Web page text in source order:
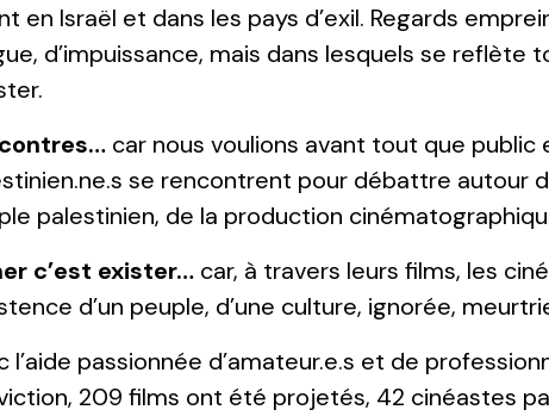
en Israël et dans les pays d’exil. Regards
d’impuissance, mais dans lesquels se reflète
car nous voulions avant tout que
se rencontrent pour débattre autour
palestinien, de la production
c’est exister… car, à travers leurs films, les
d’un peuple, d’une culture, ignorée,
l’aide passionnée d’amateur.e.s et de
209 films ont été projetés, 42 cinéastes